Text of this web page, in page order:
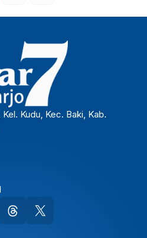
Kudu, Kec. Baki, Kab.